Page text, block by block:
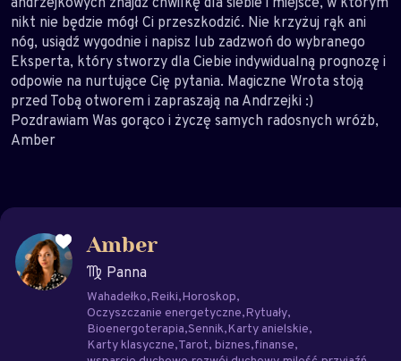
nikt nie będzie mógł Ci przeszkodzić. Nie krzyżuj rąk ani
nóg, usiądź wygodnie i napisz lub zadzwoń do wybranego
Eksperta, który stworzy dla Ciebie indywidualną prognozę i
odpowie na nurtujące Cię pytania. Magiczne Wrota stoją
przed Tobą otworem i zapraszają na Andrzejki :)
Pozdrawiam Was gorąco i życzę samych radosnych wróżb,
Amber
Amber
Panna
Wahadełko Reiki Horoskop
Oczyszczanie energetyczne Rytuały
Bioenergoterapia Sennik Karty anielskie
Karty klasyczne Tarot biznes finanse